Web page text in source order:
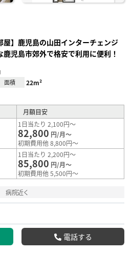
屋】鹿児島の山田インターチェンジ
児島市郊外で格安で利用に便利！
面積 22m²
月額目安
1日当たり 2,100円～
82,800 円/月～
初期費用他 8,800円～
1日当たり 2,200円～
85,800 円/月～
初期費用他 5,500円～
病院近く
電話する